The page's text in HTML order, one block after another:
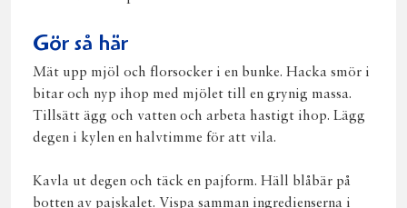
Gör så här
Mät upp mjöl och florsocker i en bunke. Hacka smör i
bitar och nyp ihop med mjölet till en grynig massa.
Tillsätt ägg och vatten och arbeta hastigt ihop. Lägg
degen i kylen en halvtimme för att vila.
Kavla ut degen och täck en pajform. Häll blåbär på
botten av pajskalet. Vispa samman ingredienserna i